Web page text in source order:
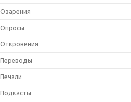
Озарения
Опросы
Откровения
Переводы
Печали
Подкасты